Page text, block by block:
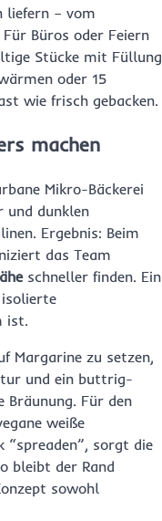
liefern – vom
Für Büros oder Feiern
Stücke mit Füllung
oder 15
wie frisch gebacken.
machen
Mikro-Bäckerei
und dunklen
Ergebnis: Beim
das Team
schneller finden. Ein
ist.
Margarine zu setzen,
und ein buttrig-
Für den
weiße
“spreaden”, sorgt die
bleibt der Rand
sowohl